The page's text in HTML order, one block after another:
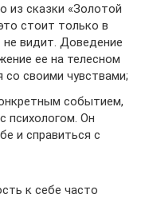
из сказки «Золотой
стоит только в
не видит. Доведение
ее на телесном
со своими чувствами;
событием,
психологом. Он
и справиться с
к себе часто